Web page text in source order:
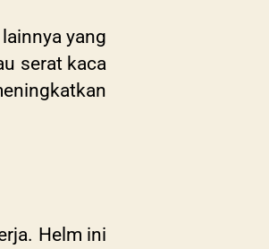
yang
serat kaca
Helm ini